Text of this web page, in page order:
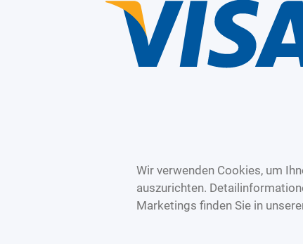
Wir verwenden Cookies, um
auszurichten.
Marketings finden Sie in